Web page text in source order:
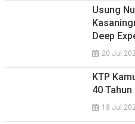
Usung
Deep
20 Jul
KTP
40
18 Jul